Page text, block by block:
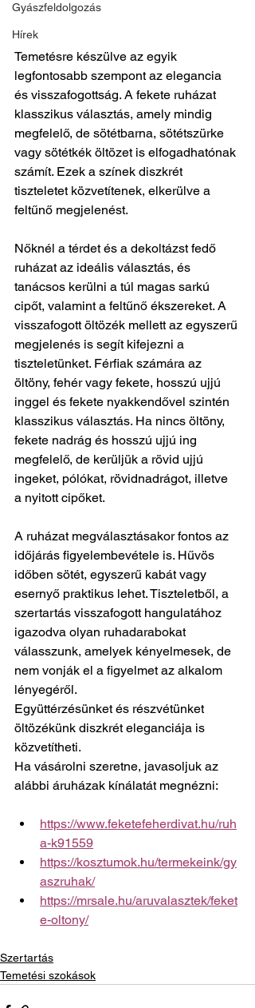
Gyászfeldolgozás
Hírek
Temetésre készülve az egyik
legfontosabb szempont az elegancia
és visszafogottság. A fekete ruházat
klasszikus választás, amely mindig
megfelelő, de sötétbarna, sötétszürke
vagy sötétkék öltözet is elfogadhatónak
számít. Ezek a színek diszkrét
tiszteletet közvetítenek, elkerülve a
feltűnő megjelenést.
Nőknél a térdet és a dekoltázst fedő
ruházat az ideális választás, és
tanácsos kerülni a túl magas sarkú
cipőt, valamint a feltűnő ékszereket. A
visszafogott öltözék mellett az egyszerű
megjelenés is segít kifejezni a
tiszteletünket. Férfiak számára az
öltöny, fehér vagy fekete, hosszú ujjú
inggel és fekete nyakkendővel szintén
klasszikus választás. Ha nincs öltöny,
fekete nadrág és hosszú ujjú ing
megfelelő, de kerüljük a rövid ujjú
ingeket, pólókat, rövidnadrágot, illetve
a nyitott cipőket.
A ruházat megválasztásakor fontos az
időjárás figyelembevétele is. Hűvös
időben sötét, egyszerű kabát vagy
esernyő praktikus lehet. Tiszteletből, a
szertartás visszafogott hangulatához
igazodva olyan ruhadarabokat
válasszunk, amelyek kényelmesek, de
nem vonják el a figyelmet az alkalom
lényegéről.
Együttérzésünket és részvétünket
öltözékünk diszkrét eleganciája is
közvetítheti.
Ha vásárolni szeretne, javasoljuk az
alábbi áruházak kínálatát megnézni:
https://www.feketefeherdivat.hu/ruh
a-k91559
https://kosztumok.hu/termekeink/gy
aszruhak/
https://mrsale.hu/aruvalasztek/feket
e-oltony/
Szertartás
Temetési szokások